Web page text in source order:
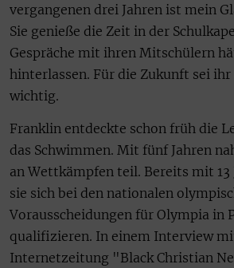
vergangenen drei Jahren ist mein
Sie genieße die Zeit in der
Gespräche mit ihren Mitschülern
hinterlassen. Für die Zukunft sei ihr
wichtig.
Franklin entdeckte schon früh die
das Schwimmen. Mit fünf Jahren
an Wettkämpfen teil. Bereits mit 13
sie sich bei den nationalen
Vorausscheidungen für Olympia in
qualifizieren. In einem Interview
Internetzeitung "Black Christian